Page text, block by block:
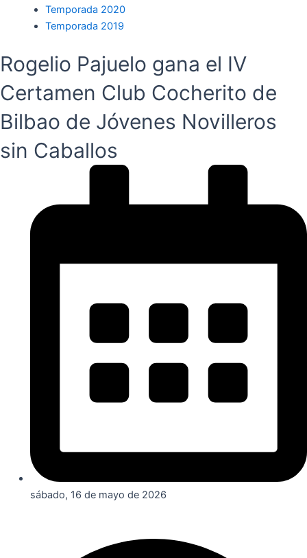
Temporada 2020
Temporada 2019
Rogelio Pajuelo gana el IV
Certamen Club Cocherito de
Bilbao de Jóvenes Novilleros
sin Caballos
sábado, 16 de mayo de 2026